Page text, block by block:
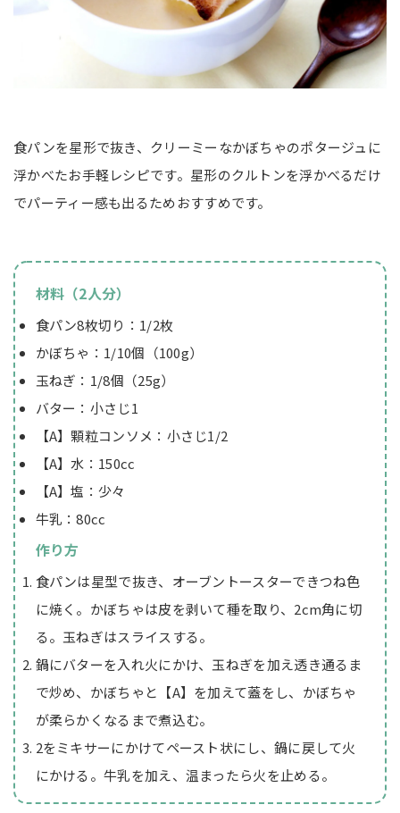
食パンを星形で抜き、クリーミーなかぼちゃのポタージュに
浮かべたお手軽レシピです。星形のクルトンを浮かべるだけ
でパーティー感も出るためおすすめです。
材料（2人分）
食パン8枚切り：1/2枚
かぼちゃ：1/10個（100g）
玉ねぎ：1/8個（25g）
バター：小さじ1
【A】顆粒コンソメ：小さじ1/2
【A】水：150cc
【A】塩：少々
牛乳：80cc
作り方
食パンは星型で抜き、オーブントースターできつね色
に焼く。かぼちゃは皮を剥いて種を取り、2cm角に切
る。玉ねぎはスライスする。
鍋にバターを入れ火にかけ、玉ねぎを加え透き通るま
で炒め、かぼちゃと【A】を加えて蓋をし、かぼちゃ
が柔らかくなるまで煮込む。
2をミキサーにかけてペースト状にし、鍋に戻して火
にかける。牛乳を加え、温まったら火を止める。